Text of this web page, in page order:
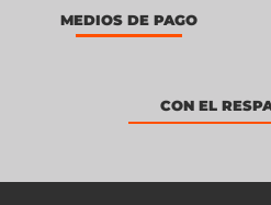
MEDIOS DE PAGO
CON EL